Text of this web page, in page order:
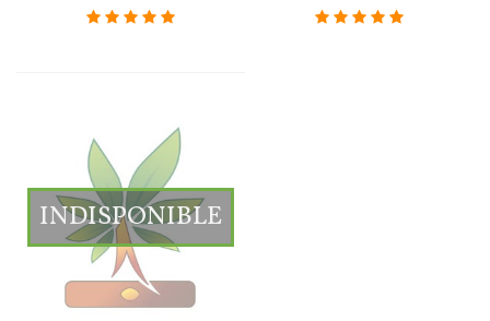
INDISPONIBLE